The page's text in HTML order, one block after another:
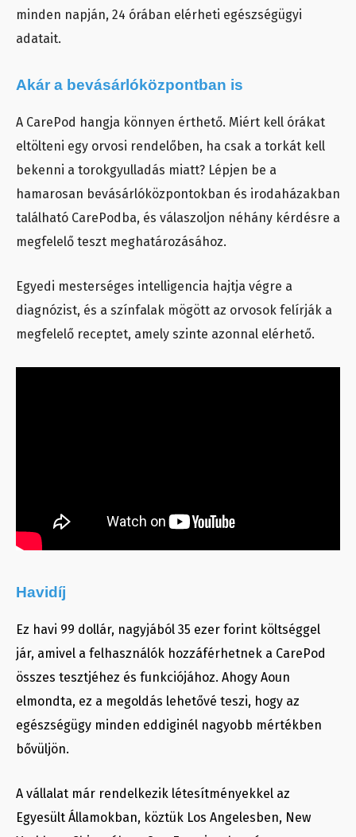
minden napján, 24 órában elérheti egészségügyi
adatait.
Akár a bevásárlóközpontban is
A CarePod hangja könnyen érthető. Miért kell órákat
eltölteni egy orvosi rendelőben, ha csak a torkát kell
bekenni a torokgyulladás miatt? Lépjen be a
hamarosan bevásárlóközpontokban és irodaházakban
található CarePodba, és válaszoljon néhány kérdésre a
megfelelő teszt meghatározásához.
Egyedi mesterséges intelligencia hajtja végre a
diagnózist, és a színfalak mögött az orvosok felírják a
megfelelő receptet, amely szinte azonnal elérhető.
Havidíj
Ez havi 99 dollár, nagyjából 35 ezer forint költséggel
jár, amivel a felhasználók hozzáférhetnek a CarePod
összes tesztjéhez és funkciójához. Ahogy Aoun
elmondta, ez a megoldás lehetővé teszi, hogy az
egészségügy minden eddiginél nagyobb mértékben
bővüljön.
A vállalat már rendelkezik létesítményekkel az
Egyesült Államokban, köztük Los Angelesben, New